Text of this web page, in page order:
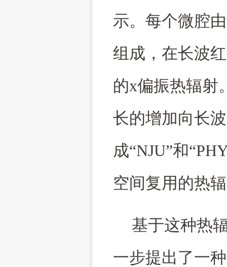
示。每个微腔
组成，在长波
的x偏振热辐射
长的增加向长
成“NJU”和“
空间复用的热
基于这种热
一步提出了一